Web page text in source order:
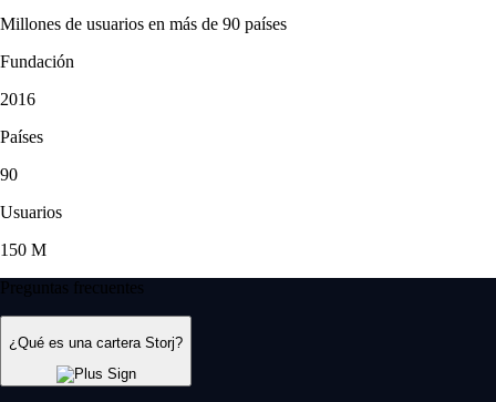
Millones de usuarios en más de 90 países
Fundación
2016
Países
90
Usuarios
150 M
Preguntas frecuentes
¿Qué es una cartera Storj?